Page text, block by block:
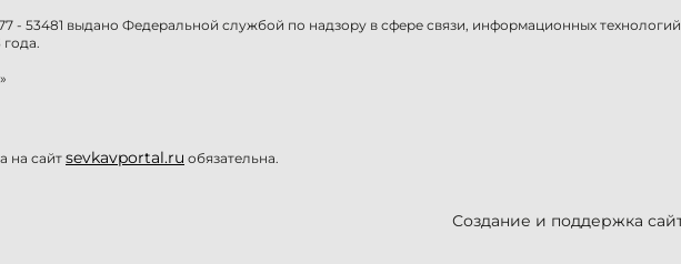
53481 выдано Федеральной службой по надзору в сфере связи, информационных
на сайт sevkavportal.ru обязательна.
Создание и поддержка